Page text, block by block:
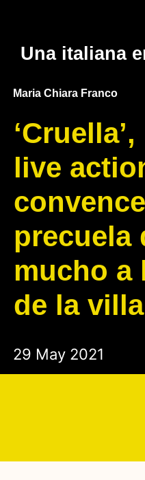
Una italiana
Maria Chiara Franco
live
precuela
mucho a
de la
29 May 2021